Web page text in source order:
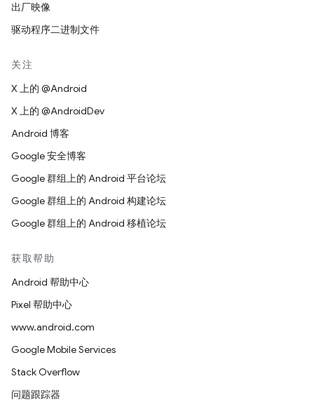
出厂映像
驱动程序二进制文件
关注
X 上的 @Android
X 上的 @AndroidDev
Android 博客
Google 安全博客
Google 群组上的 Android 平台论坛
Google 群组上的 Android 构建论坛
Google 群组上的 Android 移植论坛
获取帮助
Android 帮助中心
Pixel 帮助中心
www.android.com
Google Mobile Services
Stack Overflow
问题跟踪器